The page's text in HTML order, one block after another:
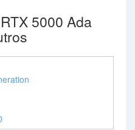
5000 Ada